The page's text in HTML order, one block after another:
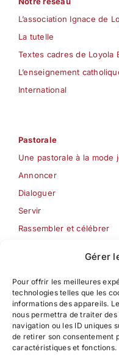
Gérer
Pour offrir les meilleures
technologies telles que les
informations des appareils.
nous permettra de traiter
navigation ou les ID uniques
de retirer son consentement
caractéristiques et fonctions.
L’association Ignace de
La tutelle
Textes cadres de Loyola
L’enseignement
International
Pastorale
Une pastorale à la mode
Annoncer
Dialoguer
Servir
Rassembler et célébrer
Formation
Pédagogie ignatienne
Centre d’étude
Formation à la pastorale